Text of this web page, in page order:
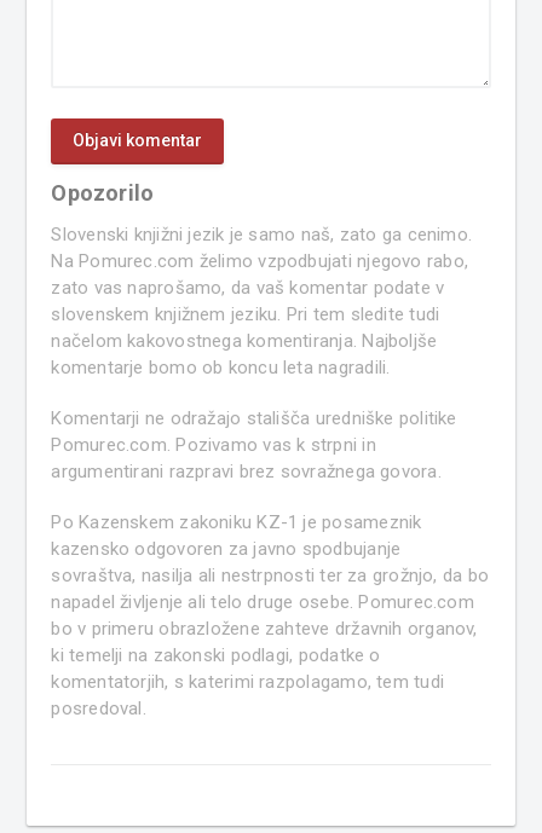
Opozorilo
Slovenski knjižni jezik je samo naš, zato ga cenimo.
Na Pomurec.com želimo vzpodbujati njegovo rabo,
zato vas naprošamo, da vaš komentar podate v
slovenskem knjižnem jeziku. Pri tem sledite tudi
načelom kakovostnega komentiranja. Najboljše
komentarje bomo ob koncu leta nagradili.
Komentarji ne odražajo stališča uredniške politike
Pomurec.com. Pozivamo vas k strpni in
argumentirani razpravi brez sovražnega govora.
Po Kazenskem zakoniku KZ-1 je posameznik
kazensko odgovoren za javno spodbujanje
sovraštva, nasilja ali nestrpnosti ter za grožnjo, da bo
napadel življenje ali telo druge osebe. Pomurec.com
bo v primeru obrazložene zahteve državnih organov,
ki temelji na zakonski podlagi, podatke o
komentatorjih, s katerimi razpolagamo, tem tudi
posredoval.